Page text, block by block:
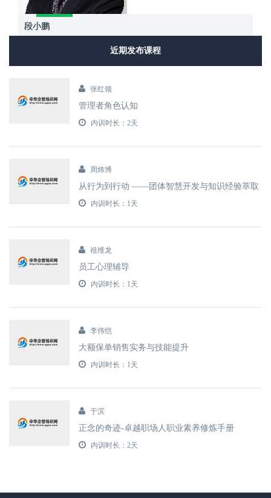
段小鹏
近期发布课程
张红领
管理者角色认知
内训时长：2天
周炜博
从行为到行动 ——团体智慧开发与知识经验萃取
内训时长：1天
祖维龙
员工心理辅导
内训时长：1天
李伟恺
大额保单销售实务与技能提升
内训时长：1天
于滨
正念的奇迹-卓越职场人职业素养修炼手册
内训时长：2天